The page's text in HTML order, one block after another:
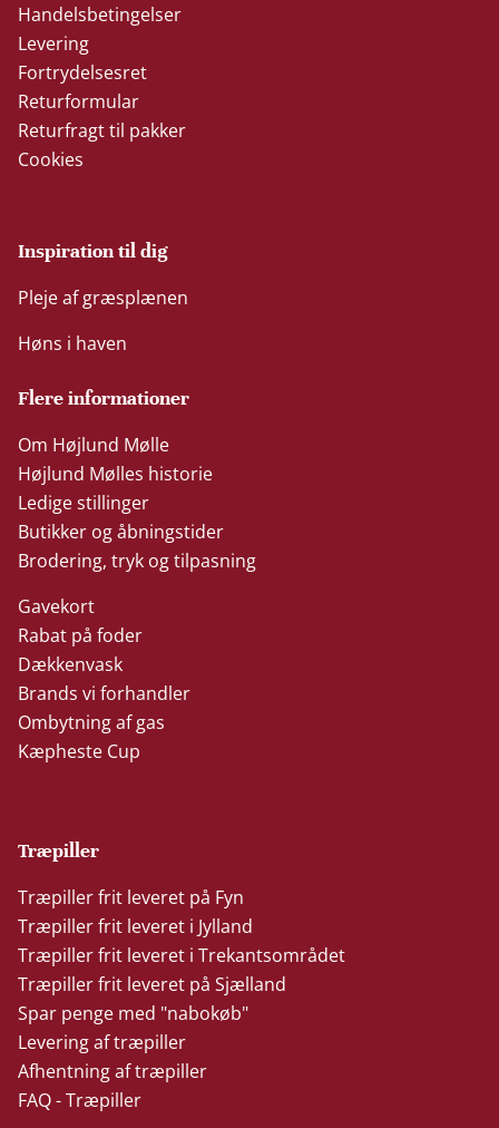
Handelsbetingelser
Levering
Fortrydelsesret
Returformular
Returfragt til pakker
Cookies
Inspiration til dig
Pleje af græsplænen
Høns i haven
Flere informationer
Om Højlund Mølle
Højlund Mølles historie
Ledige stillinger
Butikker og åbningstider
Brodering, tryk og tilpasning
Gavekort
Rabat på foder
Dækkenvask
Brands vi forhandler
Ombytning af gas
Kæpheste Cup
Træpiller
Træpiller frit leveret på Fyn
Træpiller frit leveret i Jylland
Træpiller frit leveret i Trekantsområdet
Træpiller frit leveret på Sjælland
Spar penge med "nabokøb"
Levering af træpiller
Afhentning af træpiller
FAQ - Træpiller